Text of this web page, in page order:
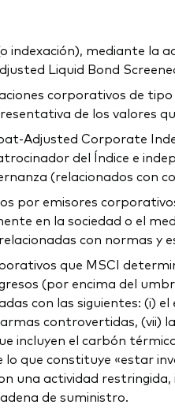
indexación), mediante la
Liquid Bond
corporativos de
de los valores
Adjusted Corporate
del Índice e
(relacionados con
por emisores
en la sociedad o el
con normas y
que MSCI
(por encima del
con las siguientes: (i)
controvertidas, (vii)
incluyen el carbón
que constituye «estar
una actividad
de suministro.